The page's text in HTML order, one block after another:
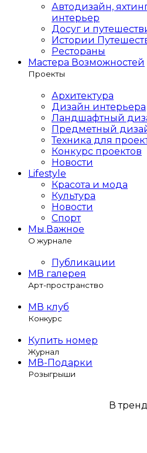
Автодизайн,
интерьер
Досуг и
Истории
Рестораны
Мастера Возможностей
Проекты
Архитектура
Дизайн интерьера
Ландшафтный
Предметный
Техника для
Конкурс проектов
Новости
Lifestyle
Красота и мода
Культура
Новости
Спорт
Мы.Важное
О журнале
Публикации
МВ галерея
Арт-пространство
МВ клуб
Конкурс
Купить номер
Журнал
МВ-Подарки
Розыгрыши
В